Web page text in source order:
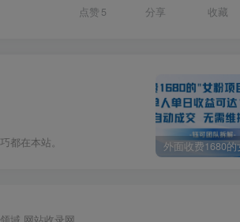
点赞 5 分享 收藏
都在本站。
域 网站收录网